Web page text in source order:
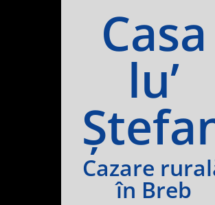
Casa
lu’
Cazare
în Breb